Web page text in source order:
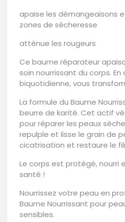
apaise les démangeaisons
zones de sécheresse
atténue les rougeurs
Ce baume réparateur
soin nourrissant du corps.
biquotidienne, vous
La formule du Baume
beurre de karité. Cet actif
pour réparer les peaux
repulple et lisse le grain de
cicatrisation et restaure le
Le corps est protégé, nourri
santé !
Nourrissez votre peau en
Baume Nourrissant pour
sensibles.